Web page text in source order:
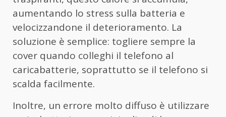
aumentando lo stress sulla batteria e
velocizzandone il deterioramento. La
soluzione è semplice: togliere sempre la
cover quando colleghi il telefono al
caricabatterie, soprattutto se il telefono si
scalda facilmente.
Inoltre, un errore molto diffuso è utilizzare